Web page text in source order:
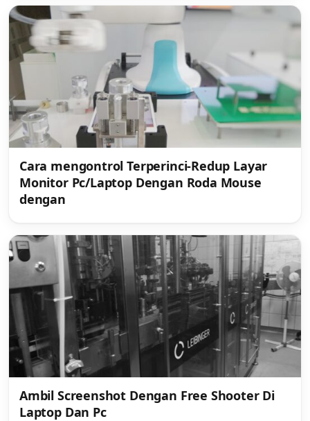
Cara mengontrol Terperinci-Redup Layar
Monitor Pc/Laptop Dengan Roda Mouse
dengan
Ambil Screenshot Dengan Free Shooter Di
Laptop Dan Pc